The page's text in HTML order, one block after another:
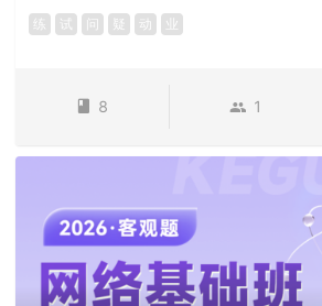
练 试 问 疑 动 业
8 1